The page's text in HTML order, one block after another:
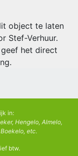
object te laten
Stef-Verhuur.
het direct
in:
Hengelo, Almelo,
etc.
btw.